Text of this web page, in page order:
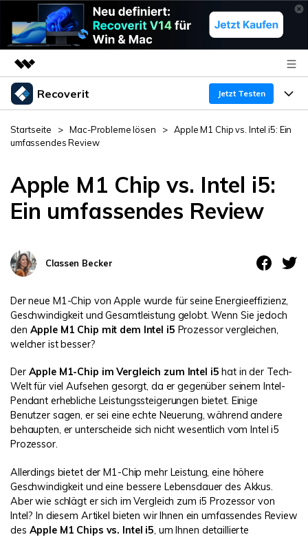
Top-Produkte
Dienstprogramme
Business
Lösungen
Presseraum
Support
Recoverit Jetzt Testen
Produkte
Recoverit für Windows
KI
Ein führendes Tool zur Datenrettung für Windows
Recoverit für Mac
Unbegrenzte Daten vom Mac-System
wiederherstellen
Recoverit kostenlos
Kostenlos Testen
Wiederherstellung von Laufwerken
Exklusive Wiederherstellungsl?sungen
Dokumente wiederherstellen
Datenverlust-Szenarien
ALLE FUNKTIONEN ENTDECKEN
Ressourcen
Experte für Datenrettung
Kundengeschichten
Aktuelles Thema
Guide
DOWNLOAD Sign In
search
Startseite > Mac-Probleme lösen > Apple M1 Chip vs. Intel i5: Ein
umfassendes Review
Apple M1 Chip vs. Intel i5:
Ein umfassendes Review
Classen Becker
Der neue M1-Chip von Apple wurde für seine Energieeffizienz,
Geschwindigkeit und Gesamtleistung gelobt. Wenn Sie jedoch
den Apple M1 Chip mit dem Intel i5 Prozessor vergleichen,
welcher ist besser?
Der Apple M1-Chip im Vergleich zum Intel i5 hat in der Tech-
Welt für viel Aufsehen gesorgt, da er gegenüber seinem Intel-
Pendant erhebliche Leistungssteigerungen bietet. Einige
Benutzer sagen, er sei eine echte Neuerung, während andere
behaupten, er unterscheide sich nicht wesentlich vom Intel i5
Prozessor.
Allerdings bietet der M1-Chip mehr Leistung, eine höhere
Geschwindigkeit und eine bessere Lebensdauer des Akkus.
Aber wie schlägt er sich im Vergleich zum i5 Prozessor von
Intel? In diesem Artikel bieten wir Ihnen ein umfassendes Review
des Apple M1 Chips vs. Intel i5 , um Ihnen detaillierte